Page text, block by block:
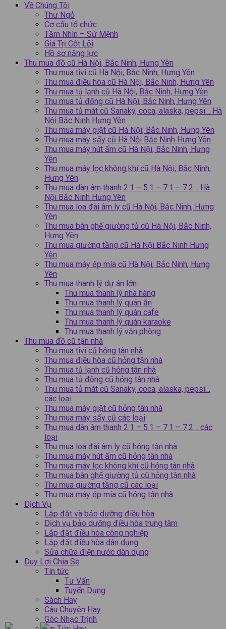
Về Chúng Tôi
Thư Ngỏ
Cơ cấu tổ chức
Tầm Nhìn – Sứ Mệnh
Giá Trị Cốt Lõi
Hồ sơ năng lực
Thu mua đồ cũ Hà Nội, Bắc Ninh, Hưng Yên
Thu mua tivi cũ Hà Nội, Bắc Ninh, Hưng Yên
Thu mua điều hòa cũ Hà Nội, Bắc Ninh, Hưng Yên
Thu mua tủ lạnh cũ Hà Nội, Bắc Ninh, Hưng Yên
Thu mua tủ đông cũ Hà Nội, Bắc Ninh, Hưng Yên
Thu mua tủ mát cũ Sanaky, coca, alaska, pepsi… Hà
Nội Bắc Ninh Hưng Yên
Thu mua máy giặt cũ Hà Nội, Bắc Ninh, Hưng Yên
Thu mua máy sấy cũ Hà Nội Bắc Ninh Hưng Yên
Thu mua máy hút ẩm cũ Hà Nội, Bắc Ninh, Hưng
Yên
Thu mua máy lọc không khí cũ Hà Nội, Bắc Ninh,
Hưng Yên
Thu mua dàn âm thanh 2.1 – 5.1 – 7.1 – 7.2… Hà
Nội Bắc Ninh Hưng Yên
Thu mua loa đài âm ly cũ Hà Nội, Bắc Ninh, Hưng
Yên
Thu mua bàn ghế giường tủ cũ Hà Nội, Bắc Ninh,
Hưng Yên
Thu mua giường tầng cũ Hà Nội Bắc Ninh Hưng
Yên
Thu mua máy ép mía cũ Hà Nội, Bắc Ninh, Hưng
Yên
Thu mua thanh lý dự án lớn
Thu mua thanh lý nhà hàng
Thu mua thanh lý quán ăn
Thu mua thanh lý quán cafe
Thu mua thanh lý quán karaoke
Thu mua thanh lý văn phòng
Thu mua đồ cũ tận nhà
Thu mua tivi cũ hỏng tân nhà
Thu mua điều hòa cũ hỏng tận nhà
Thu mua tủ lạnh cũ hỏng tân nhà
Thu mua tủ đông cũ hỏng tân nhà
Thu mua tủ mát cũ Sanaky, coca, alaska, pepsi…
các loại
Thu mua máy giặt cũ hỏng tân nhà
Thu mua máy sấy cũ các loại
Thu mua dàn âm thanh 2.1 – 5.1 – 7.1 – 7.2… các
loại
Thu mua loa đài âm ly cũ hỏng tận nhà
Thu mua máy hút ẩm cũ hỏng tân nhà
Thu mua máy lọc không khí cũ hỏng tân nhà
Thu mua bàn ghế giường tủ cũ hỏng tận nhà
Thu mua giường tầng cũ các loại
Thu mua máy ép mía cũ hỏng tận nhà
Dịch Vụ
Lắp đặt và bảo dưỡng điều hòa
Dịch vụ bảo dưỡng điều hòa trung tâm
Lắp đặt điều hòa công nghiệp
Lắp đặt điều hòa dân dụng
Sửa chữa điện nước dân dụng
Duy Lợi Chia Sẻ
Tin tức
Tư Vấn
Tuyển Dụng
Sách Hay
Câu Chuyên Hay
Góc Nhạc Trịnh